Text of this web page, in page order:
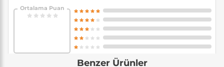
Ortalama Puan
Benzer Ürünler